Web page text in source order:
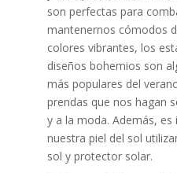
son perfectas para
mantenernos cómodos
colores vibrantes, los
diseños bohemios son
más populares del
prendas que nos hagan
y a la moda. Además,
nuestra piel del sol
sol y protector solar.